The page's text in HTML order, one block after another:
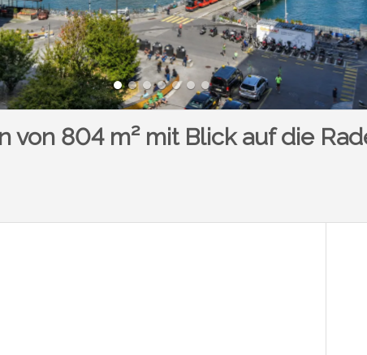
804 m² mit Blick auf die